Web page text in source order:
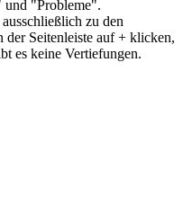
und "Probleme".
zu den
der Seitenleiste auf + klicken,
es keine Vertiefungen.